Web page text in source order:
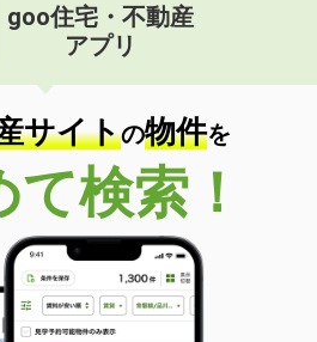
goo住宅・不動産
アプリ
サイトの物件を
て検索！